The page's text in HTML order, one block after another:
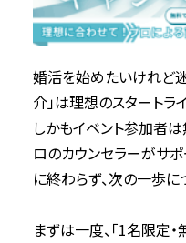
婚活を始めたいけれど迷
介」は理想のスタートラ
しかもイベント参加者
ロのカウンセラーがサポ
に終わらず、次の一歩に
まずは一度、「1名限定